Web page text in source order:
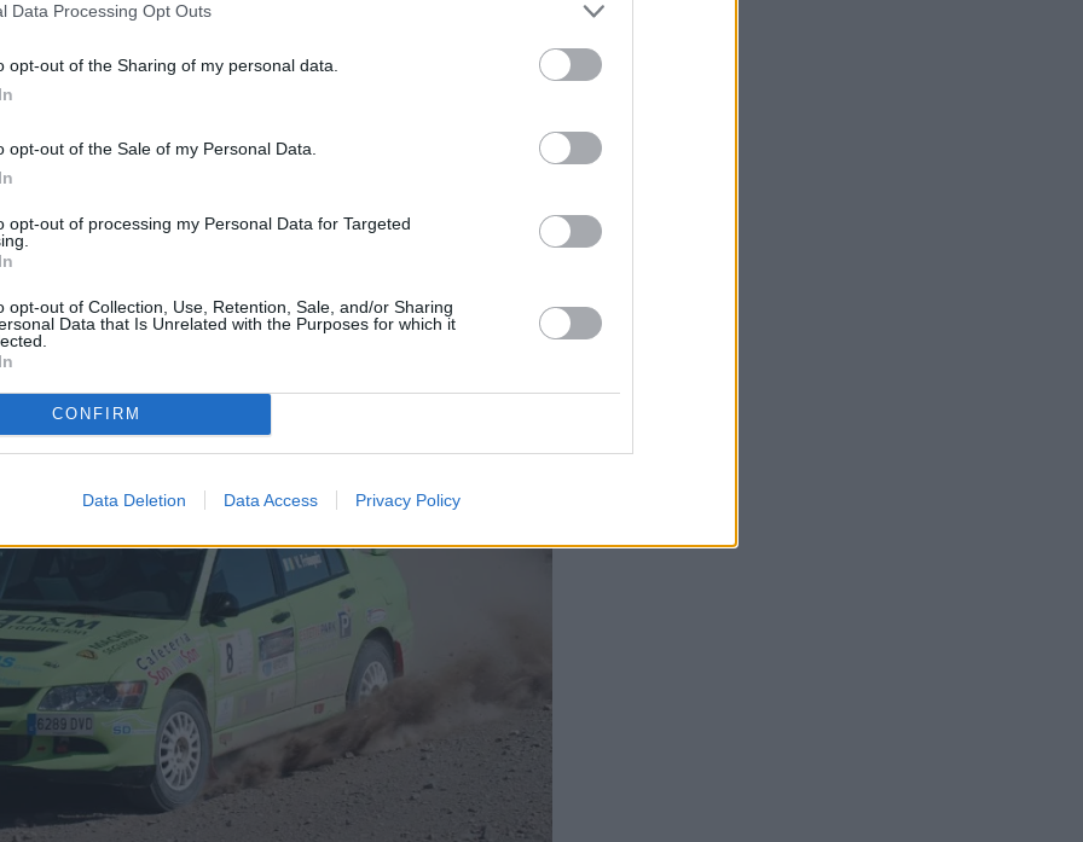
Data Processing Opt Outs
opt-out of the Sharing of my personal data.
opt-out of the Sale of my Personal Data.
opt-out of processing my Personal Data for Targeted
opt-out of Collection, Use, Retention, Sale, and/or Sharing
Data that Is Unrelated with the Purposes for which it
CONFIRM
Data Deletion Data Access Privacy Policy
la disputa de la fase de ascenso a la División de Honor Plata